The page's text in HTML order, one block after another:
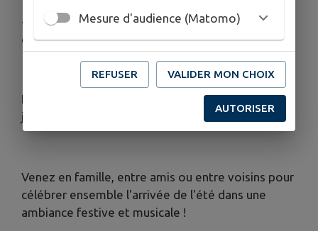
- DJ Bosco pour prolonger la fête jusqu'au bout
de la nuit !
Les réservations pour le repas se terminent le 18
juin : 07 67 77 58 33 ou 07 88 84 86 26
Venez en famille, entre amis ou entre voisins pour
célébrer ensemble l'arrivée de l'été dans une
ambiance festive et musicale !
Mesure d'audience (Matomo)
REFUSER VALIDER MON CHOIX
AUTORISER